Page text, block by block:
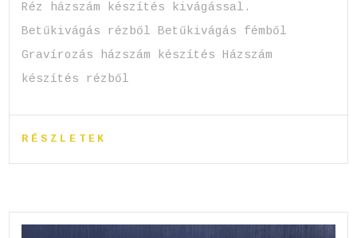
Réz házszám készítés kivágással.
Betűkivágás rézből Betűkivágás fémből
Gravírozás házszám készítés Házszám
készítés rézből
RÉSZLETEK